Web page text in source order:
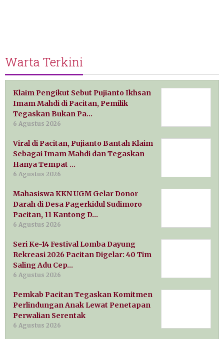
Warta Terkini
Klaim Pengikut Sebut Pujianto Ikhsan
Imam Mahdi di Pacitan, Pemilik
Tegaskan Bukan Pa…
6 Agustus 2026
Viral di Pacitan, Pujianto Bantah Klaim
Sebagai Imam Mahdi dan Tegaskan
Hanya Tempat …
6 Agustus 2026
Mahasiswa KKN UGM Gelar Donor
Darah di Desa Pagerkidul Sudimoro
Pacitan, 11 Kantong D…
6 Agustus 2026
Seri Ke-14 Festival Lomba Dayung
Rekreasi 2026 Pacitan Digelar: 40 Tim
Saling Adu Cep…
6 Agustus 2026
Pemkab Pacitan Tegaskan Komitmen
Perlindungan Anak Lewat Penetapan
Perwalian Serentak
6 Agustus 2026